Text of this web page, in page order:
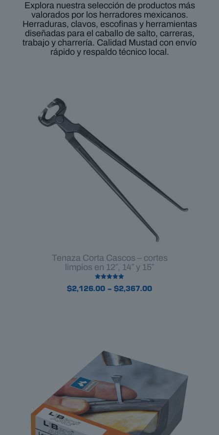
Explora nuestra selección de productos más
valorados por los herradores mexicanos.
Herraduras, clavos, escofinas y herramientas
diseñadas para el caballo de salto, carreras,
trabajo y charrería. Calidad Mustad con envío
rápido y respaldo técnico local.
Tenaza Corta Cascos – cortes
limpios en 12″, 14″ y 15″
Valorado en
5.00
$2,126.00 – $2,367.00Price